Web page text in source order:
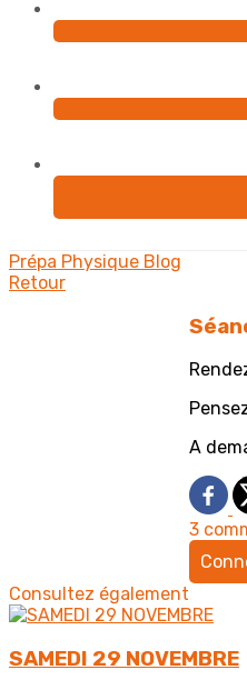
Prépa Physique Blog
Retour
A
3
Consultez également
SAMEDI 29 NOVEMBRE